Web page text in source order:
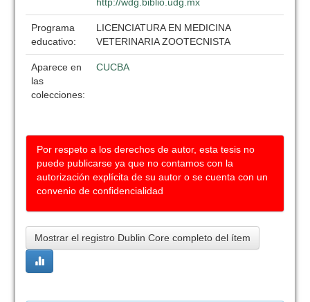
Programa
educativo:
LICENCIATURA EN MEDICINA
VETERINARIA ZOOTECNISTA
Aparece en
las
colecciones:
CUCBA
Por respeto a los derechos de autor, esta tesis no
puede publicarse ya que no contamos con la
autorización explícita de su autor o se cuenta con un
convenio de confidencialidad
Mostrar el registro Dublin Core completo del ítem